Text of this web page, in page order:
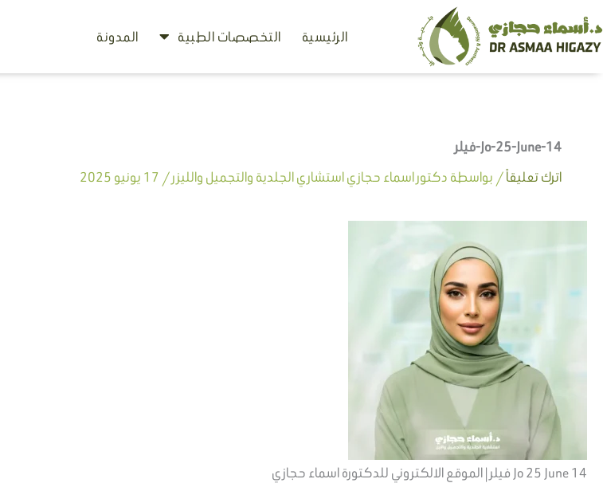
تخطي
إلى
الرئيسية التخصصات الطبية المدونة
Jo-25-June-14-فيلر
اترك تعليقاً/ بواسطة دكتور اسماء حجازي استشاري الجلدية والتجميل والليزر/ 17 يونيو 2025
Jo 25 June 14 فيلر | الموقع الالكتروني للدكتورة اسماء حجازي